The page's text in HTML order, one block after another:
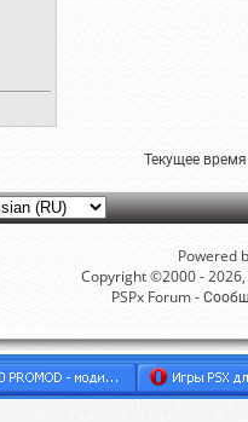
Текущее
Powered
Copyright ©2000 -
PSPx Forum -